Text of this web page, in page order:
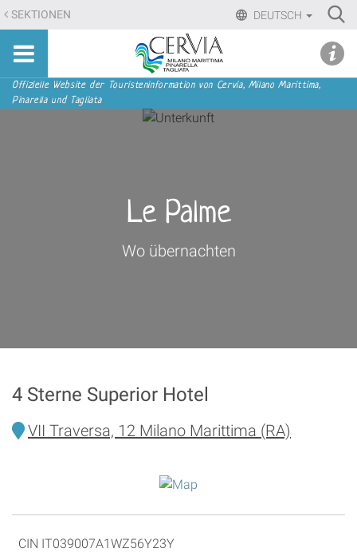
Direkt
zum
Inhalt
Direkt
zur
DEUTSCH
SEKTIONEN
Sito
turistico
ufficiale
Cervia,
Tagliata
Sektionen
Offizielle Website der Touristeninformation von Cervia, Milano Marittima,
Pinarella und Tagliata
Le Palme
Wo übernachten
4 Sterne Superior Hotel
VII Traversa, 12 Milano Marittima (RA)
CIN IT039007A1WZ56Y23Y
menu